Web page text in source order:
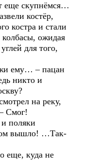
еще скупнёмся…
костёр,
костра и стали
колбасы, ожидая
для того,
ему… – пацан
никто и
на реку,
Смог!
вышло! …Так-
куда не